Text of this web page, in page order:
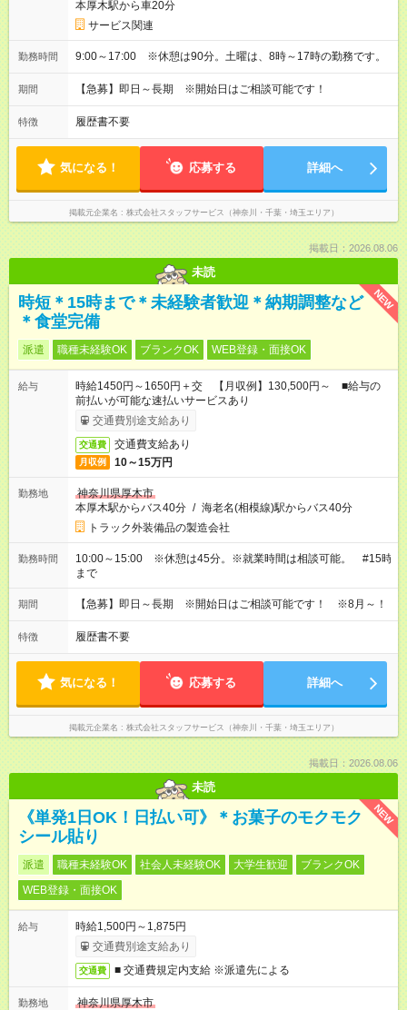
本厚木駅から車20分
サービス関連
勤務時間 9:00～17:00 ※休憩は90分。土曜は、8時～17時の勤務です。
期間 【急募】即日～長期 ※開始日はご相談可能です！
特徴 履歴書不要
気になる！ 応募する 詳細へ
掲載元企業名 株式会社スタッフサービス（神奈川・千葉・埼玉エリア）
掲載日：2026.08.06
未読
NEW
時短＊15時まで＊未経験者歓迎＊納期調整など
＊食堂完備
派遣 職種未経験OK ブランクOK WEB登録・面接OK
給与
時給1450円～1650円＋交 【月収例】130,500円～ ■給与の
前払いが可能な速払いサービスあり
交通費別途支給あり
交通費 交通費支給あり
月収例 10～15万円
勤務地
神奈川県厚木市
本厚木駅からバス40分 / 海老名(相模線)駅からバス40分
トラック外装備品の製造会社
勤務時間
10:00～15:00 ※休憩は45分。※就業時間は相談可能。 #15時
まで
期間 【急募】即日～長期 ※開始日はご相談可能です！ ※8月～！
特徴 履歴書不要
気になる！ 応募する 詳細へ
掲載元企業名 株式会社スタッフサービス（神奈川・千葉・埼玉エリア）
掲載日：2026.08.06
未読
NEW
《単発1日OK！日払い可》＊お菓子のモクモク
シール貼り
派遣 職種未経験OK 社会人未経験OK 大学生歓迎
ブランクOK
WEB登録・面接OK
給与
時給1,500円～1,875円
交通費別途支給あり
交通費 ■ 交通費規定内支給 ※派遣先による
勤務地
神奈川県厚木市